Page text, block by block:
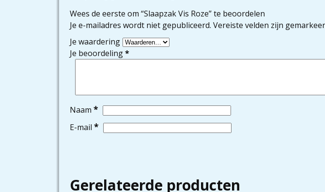
Wees de eerste om “Slaapzak Vis Roze” te beoordelen
Je e-mailadres wordt niet gepubliceerd. Vereiste velden zijn
Je waardering
Je beoordeling*
Naam *
E-mail *
Gerelateerde producten